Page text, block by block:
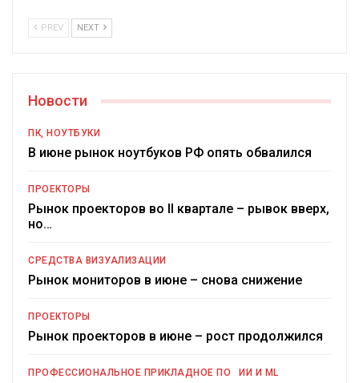
PREV NEXT
Новости
ПК, НОУТБУКИ
В июне рынок ноутбуков РФ опять обвалился
ПРОЕКТОРЫ
Рынок проекторов во II квартале – рывок вверх,
но…
СРЕДСТВА ВИЗУАЛИЗАЦИИ
Рынок мониторов в июне – снова снижение
ПРОЕКТОРЫ
Рынок проекторов в июне – рост продолжился
ПРОФЕССИОНАЛЬНОЕ ПРИКЛАДНОЕ ПО ИИ И ML